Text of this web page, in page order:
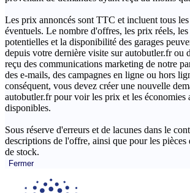
Les prix annoncés sont TTC et incluent tous
éventuels. Le nombre d'offres, les prix réels,
potentielles et la disponibilité des garages
depuis votre dernière visite sur autobutler.fr ou
reçu des communications marketing de notre
des e-mails, des campagnes en ligne ou hors
conséquent, vous devez créer une nouvelle
autobutler.fr pour voir les prix et les économies
disponibles.
Sous réserve d'erreurs et de lacunes dans le
descriptions de l'offre, ainsi que pour les pièces
de stock.
Fermer